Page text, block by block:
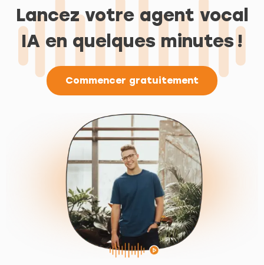
Lancez votre agent vocal
IA en quelques minutes !
Commencer gratuitement